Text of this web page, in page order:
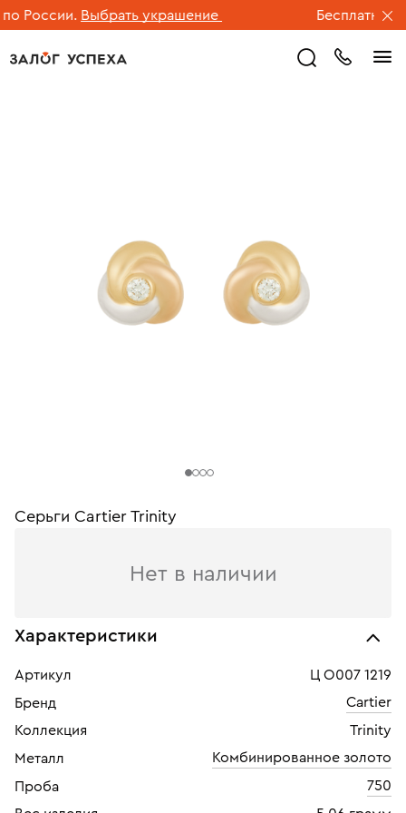
России. Выбрать украшение Бесплатная
Серьги Cartier Trinity
Нет в наличии
Характеристики
Артикул
Ц О007 1219
Бренд
Cartier
Коллекция
Trinity
Металл
Комбинированное золото
Проба
750